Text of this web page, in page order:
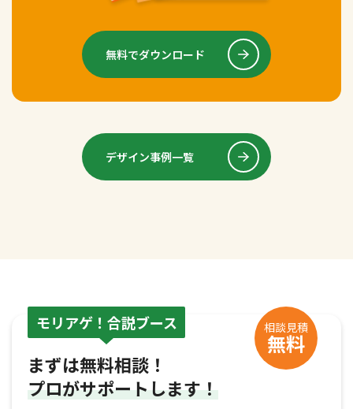
無料でダウンロード
デザイン事例一覧
モリアゲ！合説ブース 相談見積
無料
まずは無料相談！
プロがサポートします！